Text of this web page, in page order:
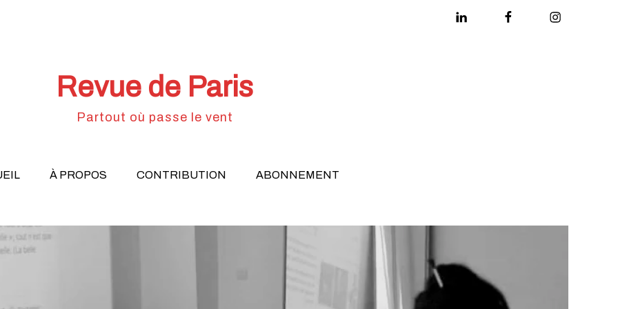
Linkedin FacebookInstagram
Revue de Paris
Partout où passe le vent
À PROPOS CONTRIBUTION ABONNEMENT